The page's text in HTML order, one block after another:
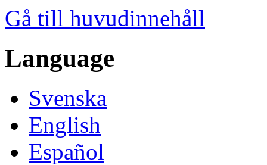
Gå till huvudinnehåll
Language
Svenska
English
Español